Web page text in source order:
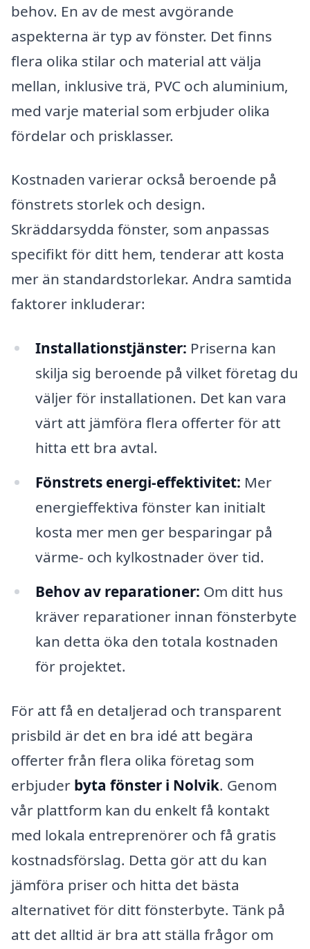
behov. En av de mest avgörande
aspekterna är typ av fönster. Det finns
flera olika stilar och material att välja
mellan, inklusive trä, PVC och aluminium,
med varje material som erbjuder olika
fördelar och prisklasser.
Kostnaden varierar också beroende på
fönstrets storlek och design.
Skräddarsydda fönster, som anpassas
specifikt för ditt hem, tenderar att kosta
mer än standardstorlekar. Andra samtida
faktorer inkluderar:
Installationstjänster: Priserna kan
skilja sig beroende på vilket företag du
väljer för installationen. Det kan vara
värt att jämföra flera offerter för att
hitta ett bra avtal.
Fönstrets energi-effektivitet: Mer
energieffektiva fönster kan initialt
kosta mer men ger besparingar på
värme- och kylkostnader över tid.
Behov av reparationer: Om ditt hus
kräver reparationer innan fönsterbyte
kan detta öka den totala kostnaden
för projektet.
För att få en detaljerad och transparent
prisbild är det en bra idé att begära
offerter från flera olika företag som
erbjuder byta fönster i Nolvik. Genom
vår plattform kan du enkelt få kontakt
med lokala entreprenörer och få gratis
kostnadsförslag. Detta gör att du kan
jämföra priser och hitta det bästa
alternativet för ditt fönsterbyte. Tänk på
att det alltid är bra att ställa frågor om